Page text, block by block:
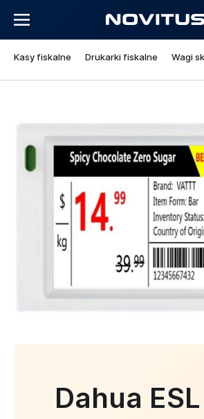
Kasy fiskalne Drukarki fiskalne Wagi
Dahua ESL